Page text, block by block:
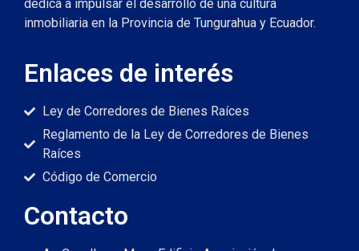
dedica a impulsar el desarrollo de una cultura
inmobiliaria en la Provincia de Tungurahua y Ecuador.
Enlaces de interés
Ley de Corredores de Bienes Raíces
Reglamento de la Ley de Corredores de Bienes
Raíces
Código de Comercio
Contacto